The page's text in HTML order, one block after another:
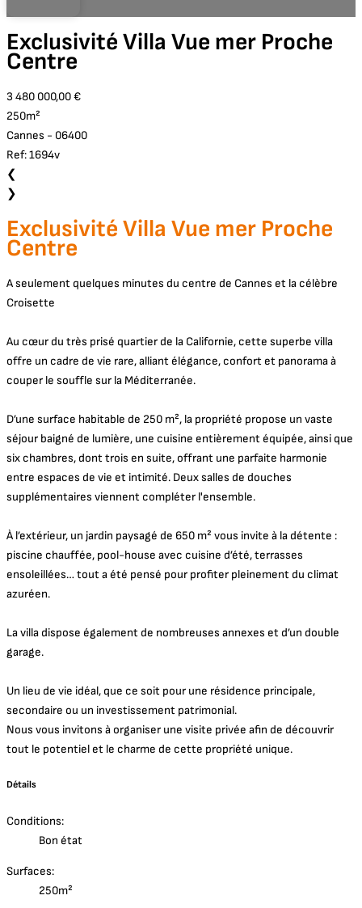
Exclusivité Villa Vue mer Proche
Centre
3 480 000,00 €
250m²
Cannes - 06400
Ref: 1694v
❮
❯
Exclusivité Villa Vue mer Proche
Centre
A seulement quelques minutes du centre de Cannes et la célèbre
Croisette
Au cœur du très prisé quartier de la Californie, cette superbe villa
offre un cadre de vie rare, alliant élégance, confort et panorama à
couper le souffle sur la Méditerranée.
D’une surface habitable de 250 m², la propriété propose un vaste
séjour baigné de lumière, une cuisine entièrement équipée, ainsi que
six chambres, dont trois en suite, offrant une parfaite harmonie
entre espaces de vie et intimité. Deux salles de douches
supplémentaires viennent compléter l'ensemble.
À l’extérieur, un jardin paysagé de 650 m² vous invite à la détente :
piscine chauffée, pool-house avec cuisine d’été, terrasses
ensoleillées… tout a été pensé pour profiter pleinement du climat
azuréen.
La villa dispose également de nombreuses annexes et d’un double
garage.
Un lieu de vie idéal, que ce soit pour une résidence principale,
secondaire ou un investissement patrimonial.
Nous vous invitons à organiser une visite privée afin de découvrir
tout le potentiel et le charme de cette propriété unique.
Détails
Conditions:
Bon état
Surfaces:
250m²